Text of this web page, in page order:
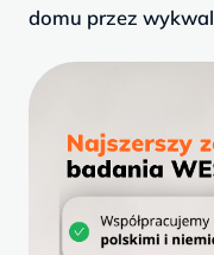
domu przez